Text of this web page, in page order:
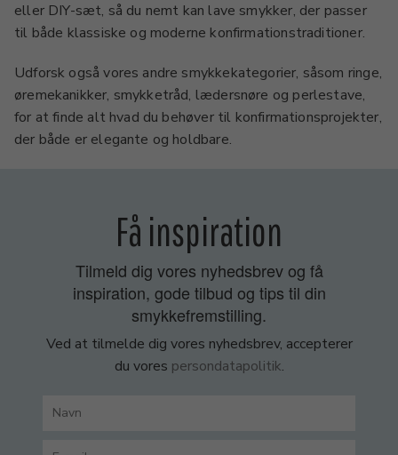
eller DIY-sæt, så du nemt kan lave smykker, der passer
til både klassiske og moderne konfirmationstraditioner.
Udforsk også vores andre smykkekategorier, såsom ringe,
øremekanikker, smykketråd, lædersnøre og perlestave,
for at finde alt hvad du behøver til konfirmationsprojekter,
der både er elegante og holdbare.
Få inspiration
Tilmeld dig vores nyhedsbrev og få
inspiration, gode tilbud og tips til din
smykkefremstilling.
Ved at tilmelde dig vores nyhedsbrev, accepterer
du vores persondatapolitik.